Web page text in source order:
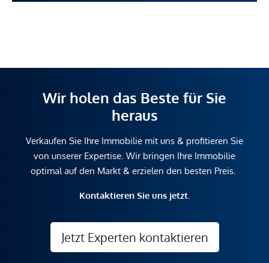
Wir holen das Beste für Sie
heraus
Verkaufen Sie Ihre Immobilie mit uns & profitieren Sie
von unserer Expertise. Wir bringen Ihre Immobilie
optimal auf den Markt & erzielen den besten Preis.
Kontaktieren Sie uns jetzt.
Jetzt Experten kontaktieren